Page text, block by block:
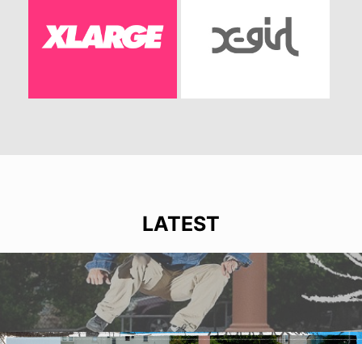
LATEST